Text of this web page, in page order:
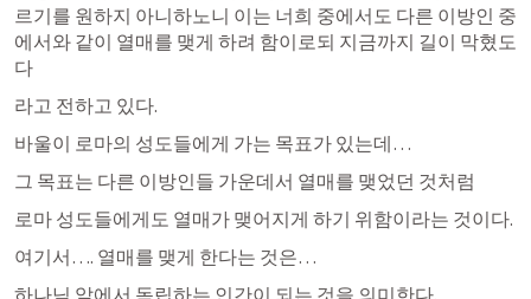
르기를 원하지 아니하노니 이는 너희 중에서도 다른 이방인 중
에서와 같이 열매를 맺게 하려 함이로되 지금까지 길이 막혔도
다
라고 전하고 있다.
바울이 로마의 성도들에게 가는 목표가 있는데…
그 목표는 다른 이방인들 가운데서 열매를 맺었던 것처럼
로마 성도들에게도 열매가 맺어지게 하기 위함이라는 것이다.
여기서…. 열매를 맺게 한다는 것은…
하나님 앞에서 독립하는 인간이 되는 것을 의미한다.